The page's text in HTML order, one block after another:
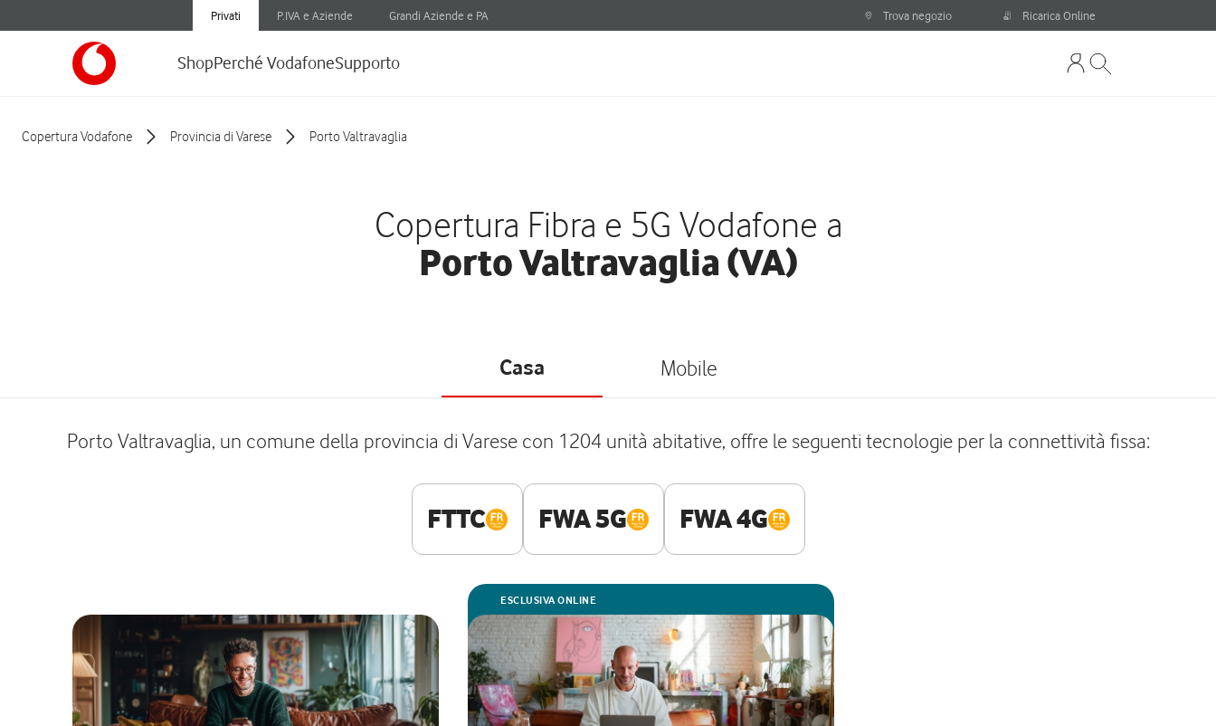
Privati P.IVA e Aziende Grandi Aziende e PA Trova negozio Ricarica Online
ShopPerché VodafoneSupporto
Copertura Vodafone Provincia di Varese Porto Valtravaglia
Copertura Fibra e 5G Vodafone a
Porto Valtravaglia (VA)
Casa Mobile
Porto Valtravaglia, un comune della provincia di Varese con 1204 unità abitative, offre le seguenti tecnologie per la connettività fissa:
FTTC FWA 5G FWA 4G
ESCLUSIVA ONLINE